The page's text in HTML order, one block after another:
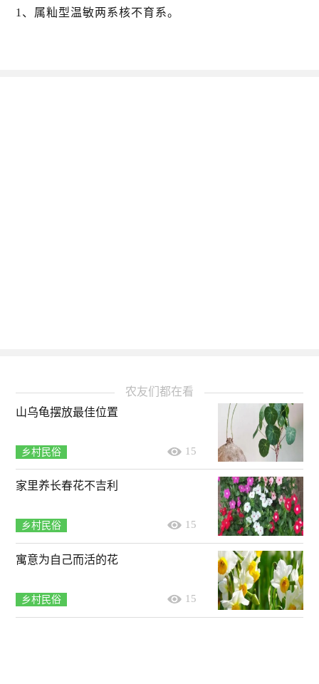
1、属籼型温敏两系核不育系。
农友们都在看
山乌龟摆放最佳位置
乡村民俗 15
家里养长春花不吉利
乡村民俗 15
寓意为自己而活的花
乡村民俗 15